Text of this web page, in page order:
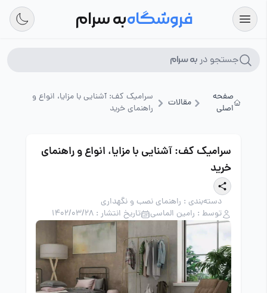
فروشگاهبه سرام
جستجو در به سرام
صفحه
اصلی
مقالات
سرامیک کف: آشنایی با مزایا، انواع و
راهنمای خرید
سرامیک کف: آشنایی با مزایا، انواع و راهنمای
خرید
دسته‌بندی : راهنمای نصب و نگهداری
توسط : رامین الماسی
تاریخ انتشار : 1402/03/28